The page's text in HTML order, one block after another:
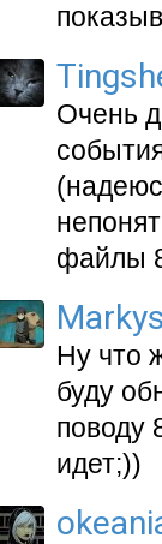
Очень
файлы
Ну что
буду
поводу
идет;))